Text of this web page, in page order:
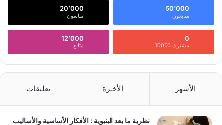
50٬000
متابعون
20٬000
متابعون
0
مشترك 10000
12٬000
متابع
الأشهر الأخيرة تعليقات
نظرية ما بعد البنيوية : الأفكار الأساسية والأساليب